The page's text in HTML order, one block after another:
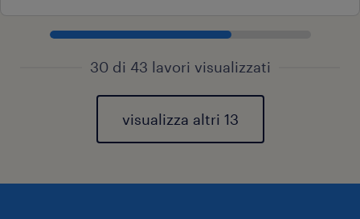
30 di 43 lavori visualizzati
visualizza altri 13